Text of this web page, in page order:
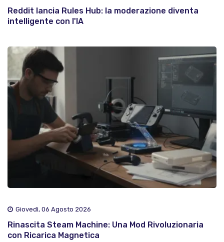
Reddit lancia Rules Hub: la moderazione diventa
intelligente con l'IA
Giovedì, 06 Agosto 2026
Rinascita Steam Machine: Una Mod Rivoluzionaria
con Ricarica Magnetica